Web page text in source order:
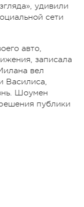
удивили
сети
авто,
записала
вел
Василиса,
Шоумен
публики